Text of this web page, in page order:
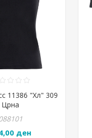
11386 "Хл" 309
Црна
ден